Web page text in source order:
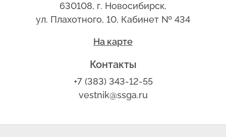
630108, г. Новосибирск,
ул. Плахотного, 10, Кабинет № 434
На карте
Контакты
+7 (383) 343-12-55
vestnik@ssga.ru